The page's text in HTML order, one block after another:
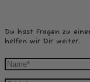
Du hast Fragen zu
helfen wir Dir weiter.